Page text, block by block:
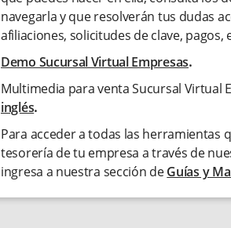
navegarla y que resolverán tus dudas
afiliaciones, solicitudes de clave, pagos,
Demo Sucursal Virtual Empresas.
Multimedia para venta Sucursal Virtual
inglés.
Para acceder a todas las herramientas
tesorería de tu empresa a través de
ingresa a nuestra sección deGuías y